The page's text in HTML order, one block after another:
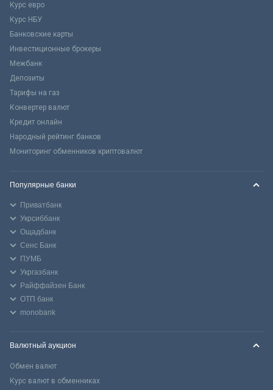
Курс евро
Курс НБУ
Банковские карты
Инвестиционные брокеры
Межбанк
Депозиты
Тарифы на газ
Конвертер валют
Кредит онлайн
Народный рейтинг банков
Мониторинг обменников криптовалют
Популярные банки
Приватбанк
Укрсиббанк
Ощадбанк
Сенс Банк
ПУМБ
Укргазбанк
Райффайзен Банк
ОТП банк
monobank
Валютный аукцион
Обмен валют
Курс валют в обменниках